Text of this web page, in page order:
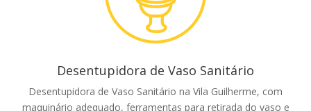
Desentupidora de Vaso Sanitário
Desentupidora de Vaso Sanitário na Vila Guilherme, com
maquinário adequado, ferramentas para retirada do vaso e